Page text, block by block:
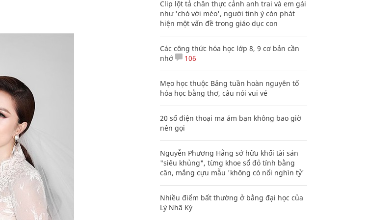
Clip lột tả chân thực cảnh anh trai và em gái
như 'chó với mèo', người tinh ý còn phát
hiện một vấn đề trong giáo dục con
Các công thức hóa học lớp 8, 9 cơ bản cần
nhớ
106
Mẹo học thuộc Bảng tuần hoàn nguyên tố
hóa học bằng thơ, câu nói vui vẻ
20 số điện thoại ma ám bạn không bao giờ
nên gọi
Nguyễn Phương Hằng sở hữu khối tài sản
"siêu khủng", từng khoe sổ đỏ tính bằng
cân, mắng cựu mẫu 'không có nổi nghìn tỷ'
Nhiều điểm bất thường ở bằng đại học của
Lý Nhã Kỳ